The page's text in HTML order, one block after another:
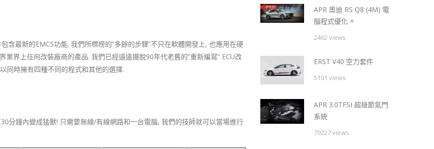
含最新的EMCS功能. 我們所標榜的”多餘的步驟”不只在軟體開發上, 也應用在硬
業界上任何改裝廠商的產品. 我們已經遠遠擺脫90年代老舊的”重新編寫” ECU改
同時擁有四種不同的程式和其他的選擇.
分鐘內變成猛獸! 只需要無線/有線網路和一台電腦, 我們的技師就可以當場進行
APR 奧迪 RS Q8 (4M) 電
腦程式優化 +
2462 views
ERST V40 空力套件
5101 views
APR 3.0TFSI 超級節氣門
系統
79227 views